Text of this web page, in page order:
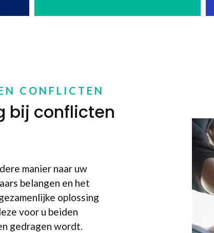
CONFLICTEN
bij conflicten
manier naar uw
belangen en het
oplossing
voor u beiden
gedragen wordt.